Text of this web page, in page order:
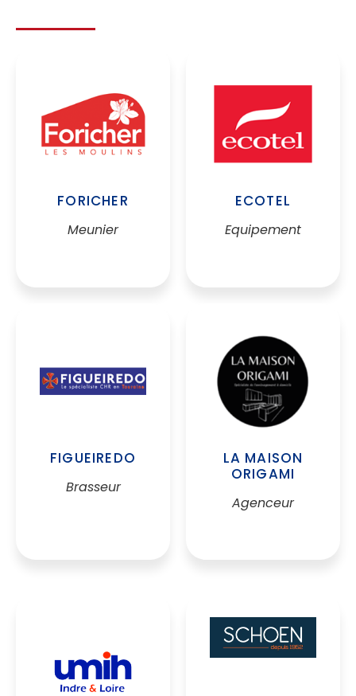
FORICHER
Meunier
ECOTEL
Equipement
FIGUEIREDO
Brasseur
LA MAISON
ORIGAMI
Agenceur